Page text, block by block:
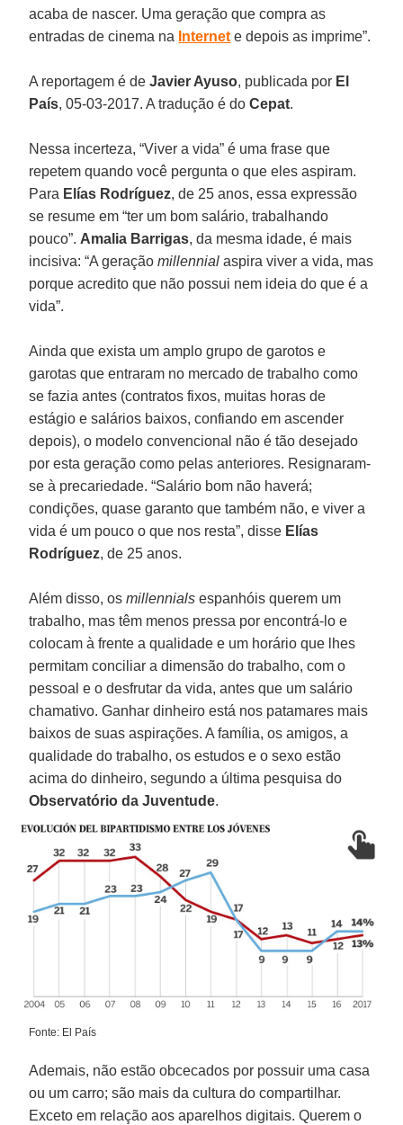
acaba de nascer. Uma geração que compra as
entradas de cinema na Internet e depois as imprime”.
A reportagem é deJavier Ayuso, publicada por El
País, 05-03-2017. A tradução é doCepat.
Nessa incerteza, “Viver a vida” é uma frase que
repetem quando você pergunta o que eles aspiram.
Para Elías Rodríguez, de 25 anos, essa expressão
se resume em “ter um bom salário, trabalhando
pouco”. Amalia Barrigas, da mesma idade, é mais
incisiva: “A geraçãomillennial aspira viver a vida, mas
porque acredito que não possui nem ideia do que é a
vida”.
Ainda que exista um amplo grupo de garotos e
garotas que entraram no mercado de trabalho como
se fazia antes (contratos fixos, muitas horas de
estágio e salários baixos, confiando em ascender
depois), o modelo convencional não é tão desejado
por esta geração como pelas anteriores. Resignaram-
se à precariedade. “Salário bom não haverá;
condições, quase garanto que também não, e viver a
vida é um pouco o que nos resta”, disse Elías
Rodríguez, de 25 anos.
Além disso, osmillennials espanhóis querem um
trabalho, mas têm menos pressa por encontrá-lo e
colocam à frente a qualidade e um horário que lhes
permitam conciliar a dimensão do trabalho, com o
pessoal e o desfrutar da vida, antes que um salário
chamativo. Ganhar dinheiro está nos patamares mais
baixos de suas aspirações. A família, os amigos, a
qualidade do trabalho, os estudos e o sexo estão
acima do dinheiro, segundo a última pesquisa do
Observatório da Juventude.
Fonte: El País
Ademais, não estão obcecados por possuir uma casa
ou um carro; são mais da cultura do compartilhar.
Exceto em relação aos aparelhos digitais. Querem o